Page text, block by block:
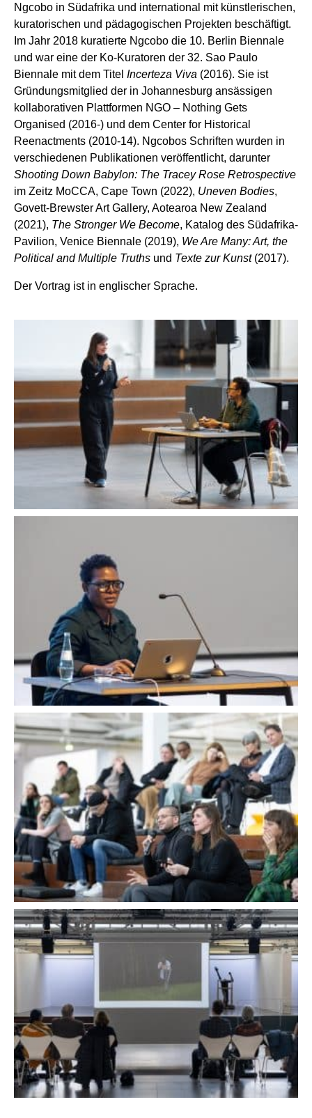
Ngcobo in Südafrika und international mit künstlerischen,
kuratorischen und pädagogischen Projekten beschäftigt.
Im Jahr 2018 kuratierte Ngcobo die 10. Berlin Biennale
und war eine der Ko-Kuratoren der 32. Sao Paulo
Biennale mit dem Titel Incerteza Viva (2016). Sie ist
Gründungsmitglied der in Johannesburg ansässigen
kollaborativen Plattformen NGO – Nothing Gets
Organised (2016-) und dem Center for Historical
Reenactments (2010-14). Ngcobos Schriften wurden in
verschiedenen Publikationen veröffentlicht, darunter
Shooting Down Babylon: The Tracey Rose Retrospective
im Zeitz MoCCA, Cape Town (2022), Uneven Bodies,
Govett-Brewster Art Gallery, Aotearoa New Zealand
(2021), The Stronger We Become, Katalog des Südafrika-
Pavilion, Venice Biennale (2019), We Are Many: Art, the
Political and Multiple Truths und Texte zur Kunst(2017).
Der Vortrag ist in englischer Sprache.